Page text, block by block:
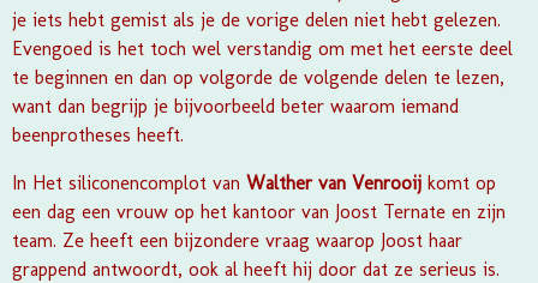
je iets hebt gemist als je de vorige delen niet hebt gelezen.
Evengoed is het toch wel verstandig om met het eerste deel
te beginnen en dan op volgorde de volgende delen te lezen,
want dan begrijp je bijvoorbeeld beter waarom iemand
beenprotheses heeft.
In Het siliconencomplot van Walther van Venrooij komt op
een dag een vrouw op het kantoor van Joost Ternate en zijn
team. Ze heeft een bijzondere vraag waarop Joost haar
grappend antwoordt, ook al heeft hij door dat ze serieus is.